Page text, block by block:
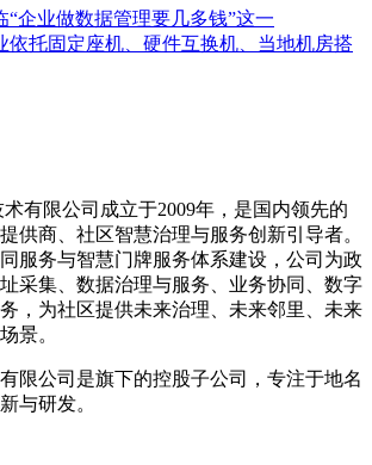
“企业做数据管理要几多钱”这一
依托固定座机、硬件互换机、当地机房搭
有限公司成立于2009年，是国内领先的
供商、社区智慧治理与服务创新引导者。
服务与智慧门牌服务体系建设，公司为政
采集、数据治理与服务、业务协同、数字
，为社区提供未来治理、未来邻里、未来
景。
限公司是旗下的控股子公司，专注于地名
与研发。